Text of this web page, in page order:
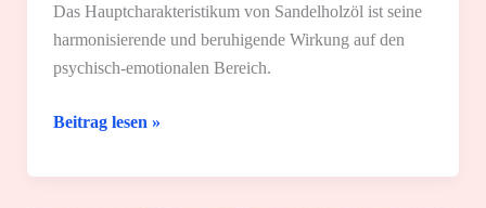
Das Hauptcharakteristikum von Sandelholzöl ist seine
harmonisierende und beruhigende Wirkung auf den
psychisch-emotionalen Bereich.
Sandelholzöl:
und
Beitrag lesen »